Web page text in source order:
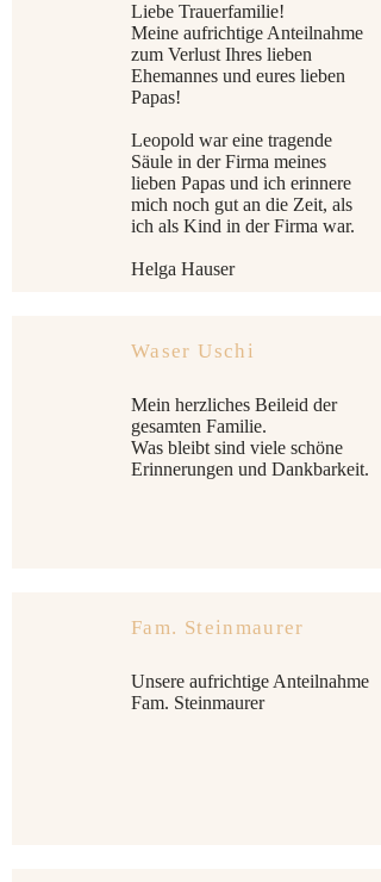
Liebe Trauerfamilie!
Meine aufrichtige Anteilnahme
zum Verlust Ihres lieben
Ehemannes und eures lieben
Papas!
Leopold war eine tragende
Säule in der Firma meines
lieben Papas und ich erinnere
mich noch gut an die Zeit, als
ich als Kind in der Firma war.
Helga Hauser
Waser Uschi
Mein herzliches Beileid der
gesamten Familie.
Was bleibt sind viele schöne
Erinnerungen und Dankbarkeit.
Fam. Steinmaurer
Unsere aufrichtige Anteilnahme
Fam. Steinmaurer